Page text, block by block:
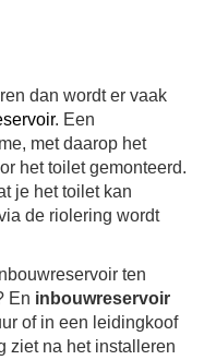
dan wordt er vaak
. Een
met daarop het
het toilet gemonteerd.
je het toilet kan
de riolering wordt
ten
En inbouwreservoir
of in een leidingkoof
ziet na het installeren